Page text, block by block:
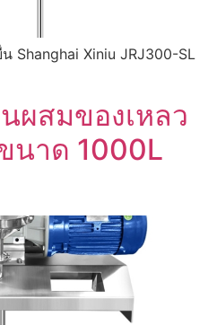
Shanghai Xiniu JRJ300-SL
ผสมของเหลว
นาด 1000L